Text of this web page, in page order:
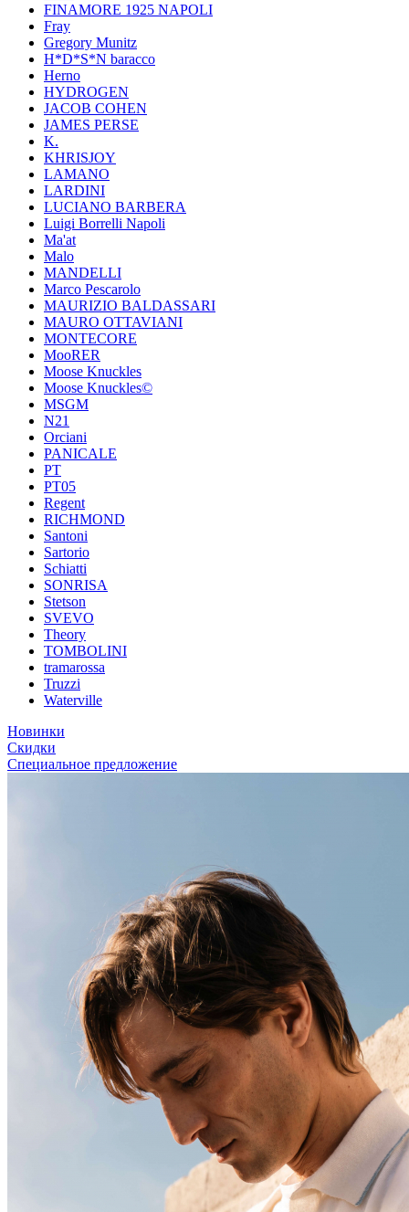
FINAMORE 1925 NAPOLI
Fray
Gregory Munitz
H*D*S*N baracco
Herno
HYDROGEN
JACOB COHEN
JAMES PERSE
K.
KHRISJOY
LAMANO
LARDINI
LUCIANO BARBERA
Luigi Borrelli Napoli
Ma'at
Malo
MANDELLI
Marco Pescarolo
MAURIZIO BALDASSARI
MAURO OTTAVIANI
MONTECORE
MooRER
Moose Knuckles
Moose Knuckles©️
MSGM
N21
Orciani
PANICALE
PT
PT05
Regent
RICHMOND
Santoni
Sartorio
Schiatti
SONRISA
Stetson
SVEVO
Theory
TOMBOLINI
tramarossa
Truzzi
Waterville
Новинки
Скидки
Специальное предложение